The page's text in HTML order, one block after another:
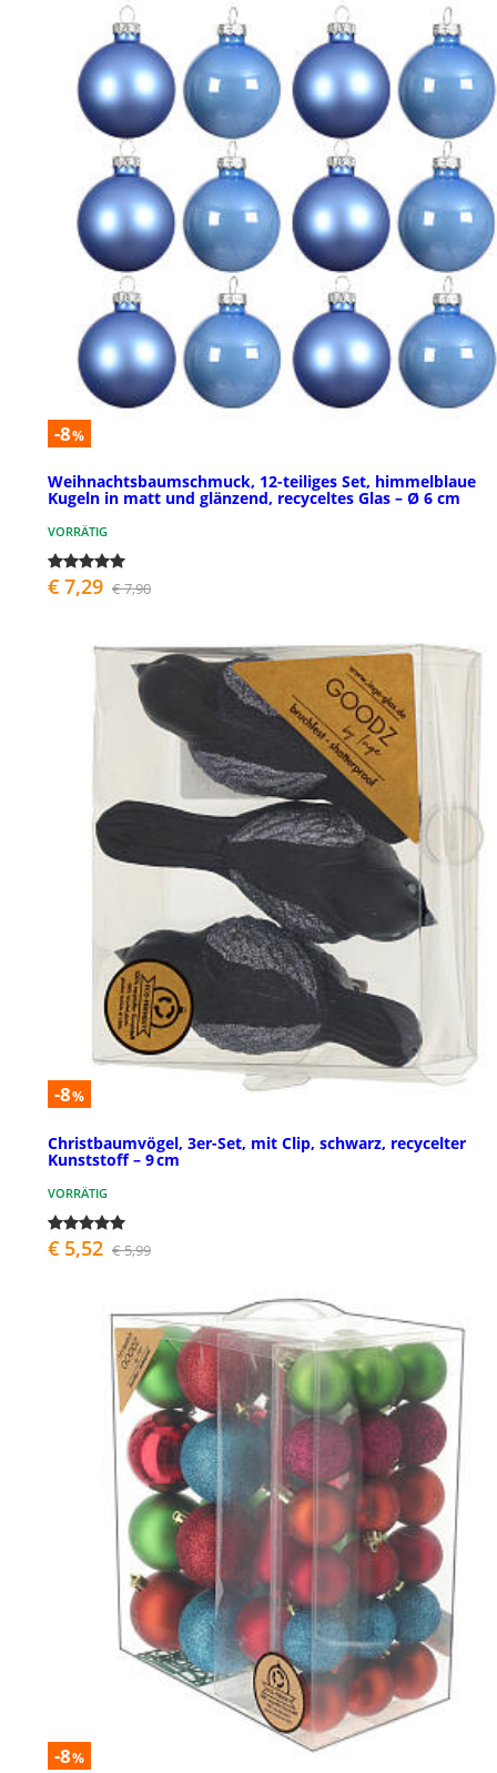
-8%
Weihnachtsbaumschmuck, 12-teiliges Set, himmelblaue
Kugeln in matt und glänzend, recyceltes Glas – Ø 6 cm
VORRÄTIG
€ 7,29 € 7,90
-8%
Christbaumvögel, 3er-Set, mit Clip, schwarz, recycelter
Kunststoff – 9 cm
VORRÄTIG
€ 5,52 € 5,99
-8%